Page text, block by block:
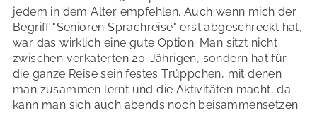
jedem in dem Alter empfehlen. Auch wenn mich der
Begriff "Senioren Sprachreise" erst abgeschreckt hat,
war das wirklich eine gute Option. Man sitzt nicht
zwischen verkaterten 20-Jährigen, sondern hat für
die ganze Reise sein festes Trüppchen, mit denen
man zusammen lernt und die Aktivitäten macht, da
kann man sich auch abends noch beisammensetzen.